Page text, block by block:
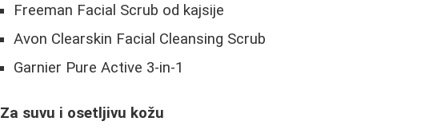
Freeman Facial Scrub od kajsije
Avon Clearskin Facial Cleansing Scrub
Garnier Pure Active 3-in-1
Za suvu i osetljivu kožu